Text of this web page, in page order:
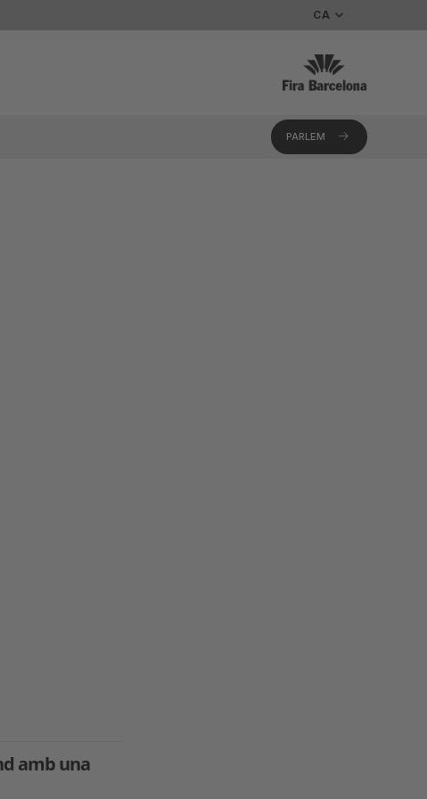
CA
PARLEM
amb una